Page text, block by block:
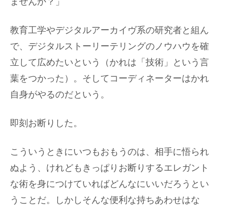
教育工学やデジタルアーカイヴ系の研究者と組ん
で、デジタルストーリーテリングのノウハウを確
立して広めたいという（かれは「技術」という言
葉をつかった）。そしてコーディネーターはかれ
自身がやるのだという。
即刻お断りした。
こういうときにいつもおもうのは、相手に悟られ
ぬよう、けれどもきっぱりお断りするエレガント
な術を身につけていればどんなにいいだろうとい
うことだ。しかしそんな便利な持ちあわせはな